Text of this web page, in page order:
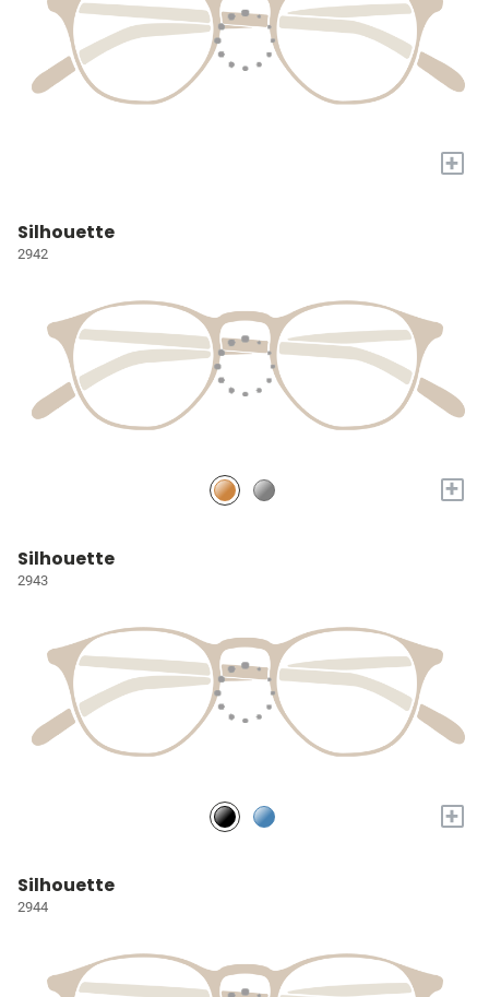
+
Silhouette
2942
+
Silhouette
2943
+
Silhouette
2944